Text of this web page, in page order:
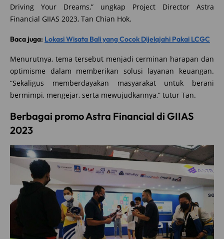
Driving Your Dreams,” ungkap Project Director Astra
Financial GIIAS 2023, Tan Chian Hok.
Baca juga: Lokasi Wisata Bali yang Cocok Dijelajahi Pakai LCGC
Menurutnya, tema tersebut menjadi cerminan harapan dan
optimisme dalam memberikan solusi layanan keuangan.
“Sekaligus memberdayakan masyarakat untuk berani
bermimpi, mengejar, serta mewujudkannya,” tutur Tan.
Berbagai promo Astra Financial di GIIAS
2023